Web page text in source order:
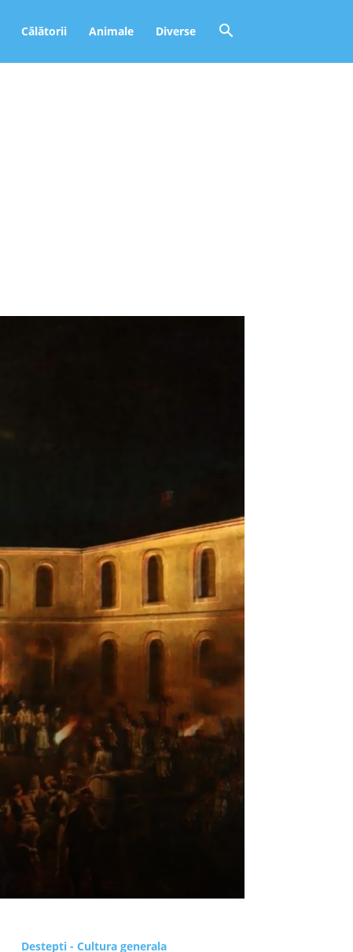
Călătorii Animale Diverse
Destepti - Cultura generala